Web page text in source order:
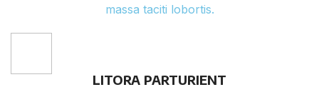
massa taciti lobortis.
LITORA PARTURIENT